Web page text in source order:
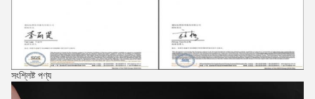
সংশ্লিষ্ট পণ্য